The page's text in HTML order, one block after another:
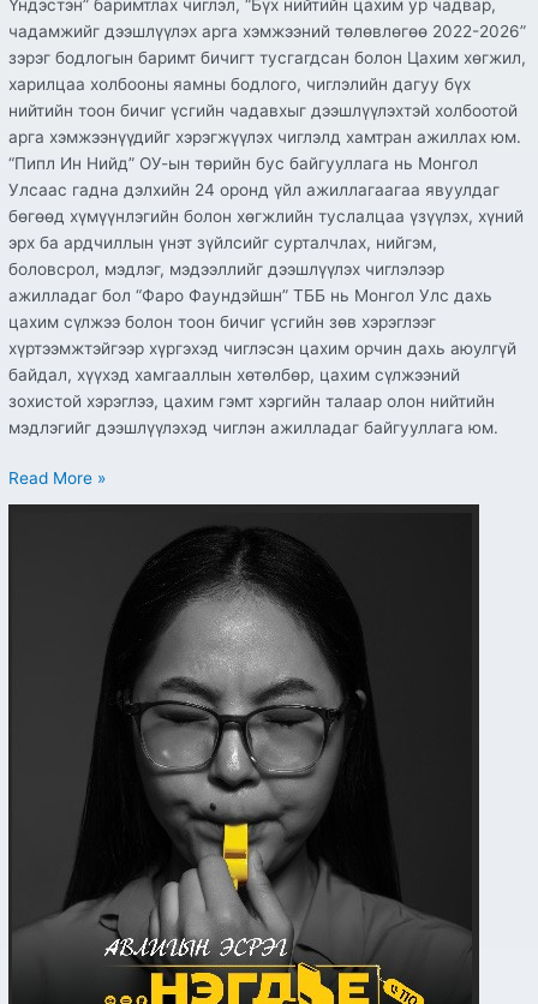
Үндэстэн” баримтлах чиглэл, “Бүх нийтийн цахим ур чадвар,
чадамжийг дээшлүүлэх арга хэмжээний төлөвлөгөө 2022-2026”
зэрэг бодлогын баримт бичигт тусгагдсан болон Цахим хөгжил,
харилцаа холбооны яамны бодлого, чиглэлийн дагуу бүх
нийтийн тоон бичиг үсгийн чадавхыг дээшлүүлэхтэй холбоотой
арга хэмжээнүүдийг хэрэгжүүлэх чиглэлд хамтран ажиллах юм.
“Пипл Ин Нийд” ОУ-ын төрийн бус байгууллага нь Монгол
Улсаас гадна дэлхийн 24 оронд үйл ажиллагаагаа явуулдаг
бөгөөд хүмүүнлэгийн болон хөгжлийн туслалцаа үзүүлэх, хүний
эрх ба ардчиллын үнэт зүйлсийг сурталчлах, нийгэм,
боловсрол, мэдлэг, мэдээллийг дээшлүүлэх чиглэлээр
ажилладаг бол “Фаро Фаундэйшн” ТББ нь Монгол Улс дахь
цахим сүлжээ болон тоон бичиг үсгийн зөв хэрэглээг
хүртээмжтэйгээр хүргэхэд чиглэсэн цахим орчин дахь аюулгүй
байдал, хүүхэд хамгааллын хөтөлбөр, цахим сүлжээний
зохистой хэрэглээ, цахим гэмт хэргийн талаар олон нийтийн
мэдлэгийг дээшлүүлэхэд чиглэн ажилладаг байгууллага юм.
Read More »
ажиллагаа”